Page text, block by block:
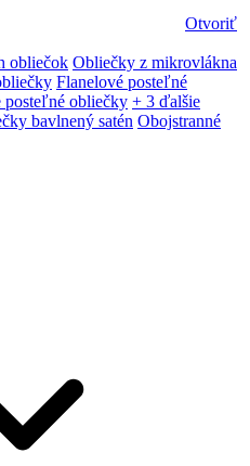
Otvoriť
obliečok Obliečky z mikrovlákna
Flanelové posteľné
posteľné obliečky + 3 ďalšie
bavlnený satén Obojstranné